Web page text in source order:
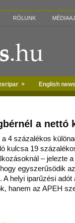
RÓLUNK
» English news
a nettó
4 százalékos
kulcsa 19
knál – jelezte a
egyszerűsödik az
helyi iparűzési adót
hanem az APEH